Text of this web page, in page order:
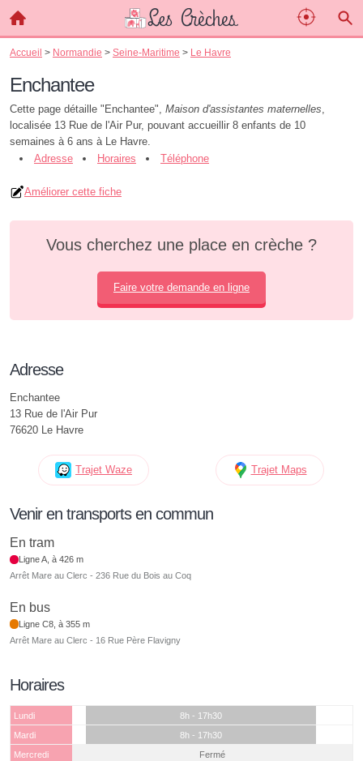
Accueil > Normandie > Seine-Maritime > Le Havre
Enchantee
Cette page détaille "Enchantee", Maison d'assistantes maternelles,
localisée 13 Rue de l'Air Pur, pouvant accueillir 8 enfants de 10
semaines à 6 ans à Le Havre.
Adresse
Horaires Téléphone
Améliorer cette fiche
Vous cherchez une place en crèche ?
Faire votre demande en ligne
Adresse
Enchantee
13 Rue de l'Air Pur
76620 Le Havre
Trajet Waze Trajet Maps
Venir en transports en commun
En tram
Ligne A, à 426 m
Arrêt Mare au Clerc - 236 Rue du Bois au Coq
En bus
Ligne C8, à 355 m
Arrêt Mare au Clerc - 16 Rue Père Flavigny
Horaires
Lundi
8h - 17h30
Mardi
8h - 17h30
Mercredi
Fermé